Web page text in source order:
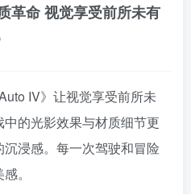
革命 视觉享受前所未有
IV》让视觉享受前所未
的光影效果与材质细节更
浸感。每一次驾驶和冒险
。